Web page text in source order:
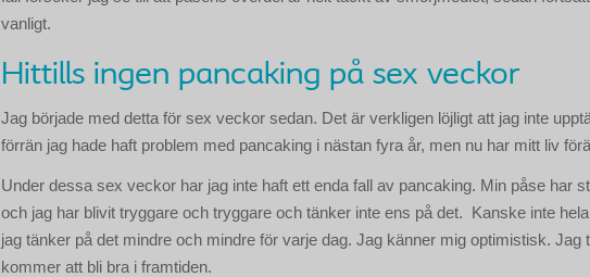
vanligt.
Hittills ingen pancaking på sex veckor
Jag började med detta för sex veckor sedan. Det är verkligen löjligt att jag inte
förrän jag hade haft problem med pancaking i nästan fyra år, men nu har mitt liv
Under dessa sex veckor har jag inte haft ett enda fall av pancaking. Min påse har
och jag har blivit tryggare och tryggare och tänker inte ens på det. Kanske inte
jag tänker på det mindre och mindre för varje dag. Jag känner mig optimistisk. Jag
kommer att bli bra i framtiden.